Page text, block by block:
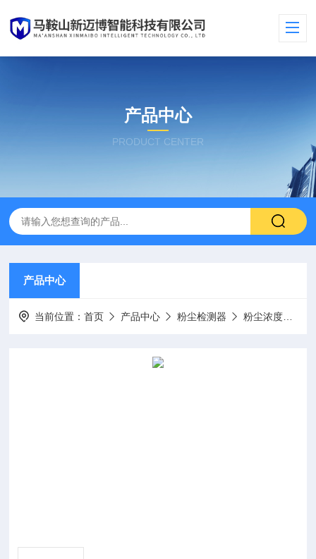
产品中心
PRODUCT CENTER
产品中心
当前位置：首页 产品中心 粉尘检测器 粉尘浓度测量仪